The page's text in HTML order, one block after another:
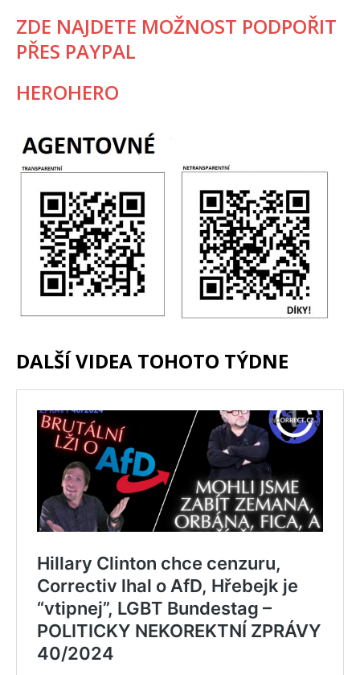
ZDE NAJDETE MOŽNOST PODPOŘIT
PŘES PAYPAL
HEROHERO
DALŠÍ VIDEA TOHOTO TÝDNE